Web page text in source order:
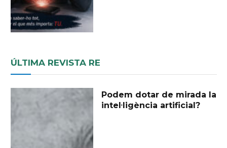
ÚLTIMA REVISTA RE
Podem dotar de mirada la
intel·ligència artificial?